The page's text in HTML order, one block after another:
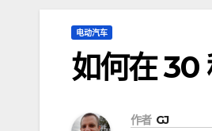
电动汽车
如何在 30
作者 GJ